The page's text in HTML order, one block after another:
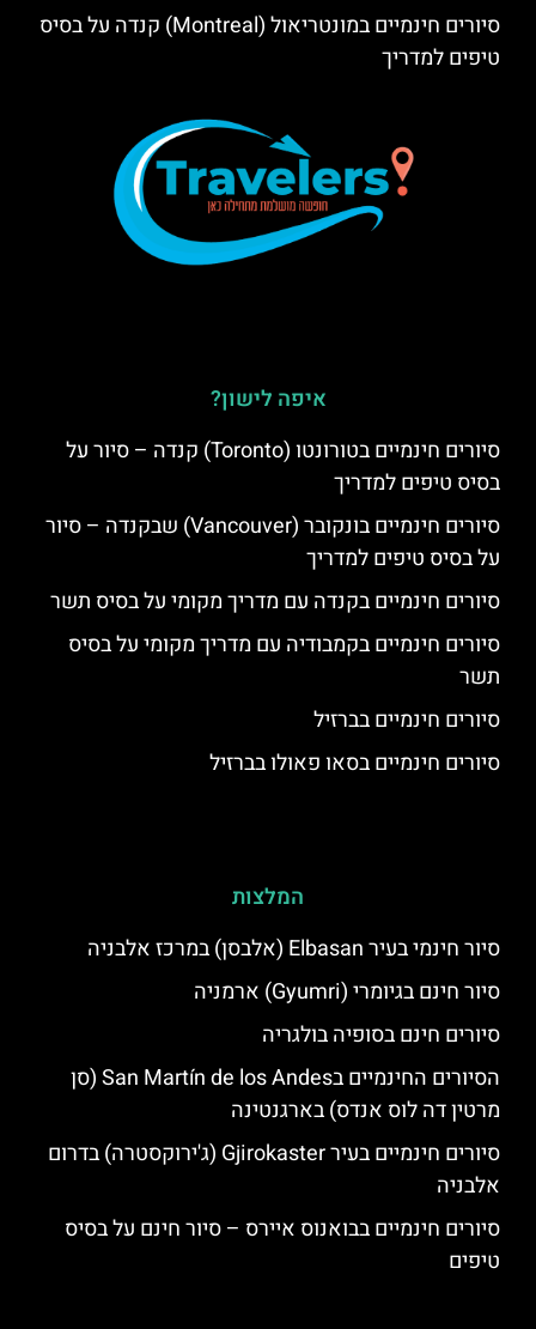
סיורים חינמיים במונטריאול (Montreal) קנדה על בסיס
טיפים למדריך
איפה לישון?
סיורים חינמיים בטורונטו (Toronto) קנדה – סיור על
בסיס טיפים למדריך
סיורים חינמיים בונקובר (Vancouver) שבקנדה – סיור
על בסיס טיפים למדריך
סיורים חינמיים בקנדה עם מדריך מקומי על בסיס תשר
סיורים חינמיים בקמבודיה עם מדריך מקומי על בסיס
תשר
סיורים חינמיים בברזיל
סיורים חינמיים בסאו פאולו בברזיל
המלצות
סיור חינמי בעיר Elbasan (אלבסן) במרכז אלבניה
סיור חינם בגיומרי (Gyumri) ארמניה
סיורים חינם בסופיה בולגריה
הסיורים החינמיים בSan Martín de los Andes (סן
מרטין דה לוס אנדס) בארגנטינה
סיורים חינמיים בעיר Gjirokaster (ג'ירוקסטרה) בדרום
אלבניה
סיורים חינמיים בבואנוס איירס – סיור חינם על בסיס
טיפים